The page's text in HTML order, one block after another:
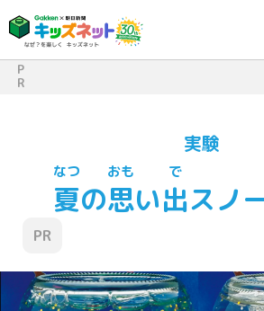
P
R
実験
夏
なつ
の思
おも
い出
で
スノ
PR